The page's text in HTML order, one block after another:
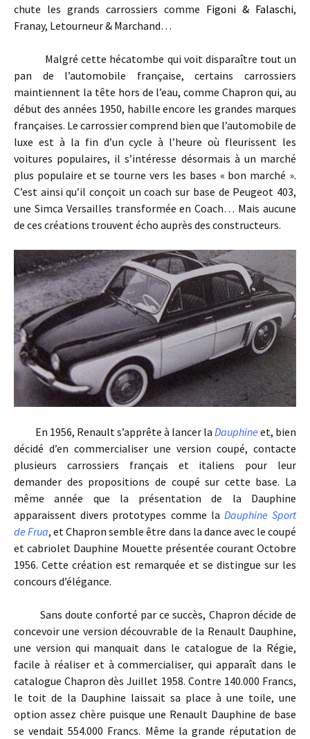
chute les grands carrossiers comme Figoni & Falaschi,
Franay, Letourneur & Marchand…
Malgré cette hécatombe qui voit disparaître tout un
pan de l’automobile française, certains carrossiers
maintiennent la tête hors de l’eau, comme Chapron qui, au
début des années 1950, habille encore les grandes marques
françaises. Le carrossier comprend bien que l’automobile de
luxe est à la fin d’un cycle à l’heure où fleurissent les
voitures populaires, il s’intéresse désormais à un marché
plus populaire et se tourne vers les bases « bon marché ».
C’est ainsi qu’il conçoit un coach sur base de Peugeot 403,
une Simca Versailles transformée en Coach… Mais aucune
de ces créations trouvent écho auprès des constructeurs.
En 1956, Renault s’apprête à lancer la Dauphine et, bien
décidé d’en commercialiser une version coupé, contacte
plusieurs carrossiers français et italiens pour leur
demander des propositions de coupé sur cette base. La
même année que la présentation de la Dauphine
apparaissent divers prototypes comme la Dauphine Sport
de Frua, et Chapron semble être dans la dance avec le coupé
et cabriolet Dauphine Mouette présentée courant Octobre
1956. Cette création est remarquée et se distingue sur les
concours d’élégance.
Sans doute conforté par ce succès, Chapron décide de
concevoir une version découvrable de la Renault Dauphine,
une version qui manquait dans le catalogue de la Régie,
facile à réaliser et à commercialiser, qui apparaît dans le
catalogue Chapron dès Juillet 1958. Contre 140.000 Francs,
le toit de la Dauphine laissait sa place à une toile, une
option assez chère puisque une Renault Dauphine de base
se vendait 554.000 Francs. Même la grande réputation de